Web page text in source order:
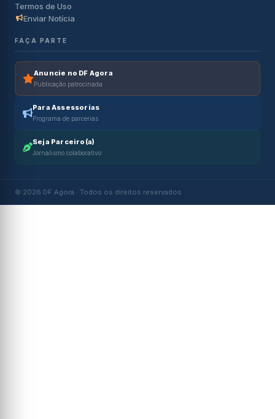
Termos de Uso
Enviar Notícia
FAÇA PARTE
Anuncie no DF Agora
Publicação patrocinada
Para Assessorias
Programa de parcerias
Seja Parceiro(a)
Jornalismo colaborativo
© 2026 DF Agora · Todos os direitos reservados